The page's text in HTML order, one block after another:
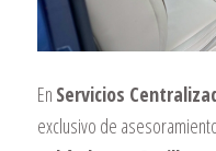
En Servicios
exclusivo de